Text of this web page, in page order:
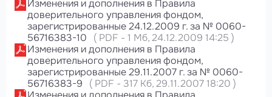
Изменения и дополнения в Правила
доверительного управления фондом,
зарегистрированные 24.12.2009 г. за № 0060-
56716383-10
( PDF - 1 Мб, 24.12.2009 14:25 )
Изменения и дополнения в Правила
доверительного управления фондом,
зарегистрированные 29.11.2007 г. за № 0060-
56716383-9
( PDF - 317 Кб, 29.11.2007 18:20 )